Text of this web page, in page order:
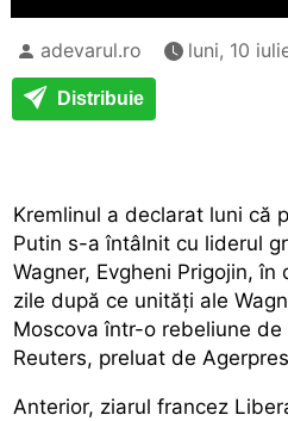
adevarul.ro luni, 10
Distribuie
Kremlinul a declarat luni că
Putin s-a întâlnit cu liderul
Wagner, Evgheni Prigojin,
zile după ce unităţi ale
Moscova într-o rebeliune
Reuters, preluat de
Anterior, ziarul francez